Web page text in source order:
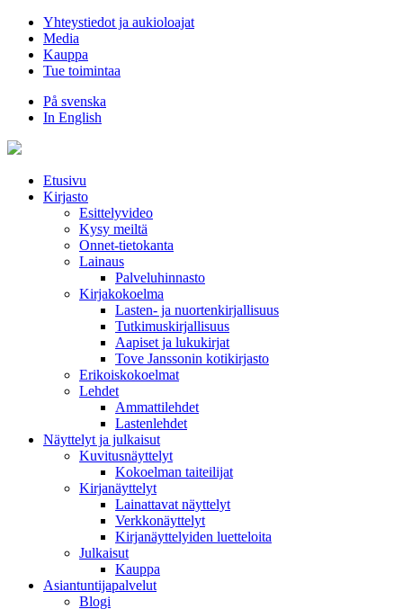
Hyppää
sisältöön
Yhteystiedot ja aukioloajat
Media
Kauppa
Tue toimintaa
På svenska
In English
Etusivu
Kirjasto
Esittelyvideo
Kysy meiltä
Onnet-tietokanta
Lainaus
Palveluhinnasto
Kirjakokoelma
Lasten- ja nuortenkirjallisuus
Tutkimuskirjallisuus
Aapiset ja lukukirjat
Tove Janssonin kotikirjasto
Erikoiskokoelmat
Lehdet
Ammattilehdet
Lastenlehdet
Näyttelyt ja julkaisut
Kuvitusnäyttelyt
Kokoelman taiteilijat
Kirjanäyttelyt
Lainattavat näyttelyt
Verkkonäyttelyt
Kirjanäyttelyiden luetteloita
Julkaisut
Kauppa
Asiantuntija­palvelut
Blogi